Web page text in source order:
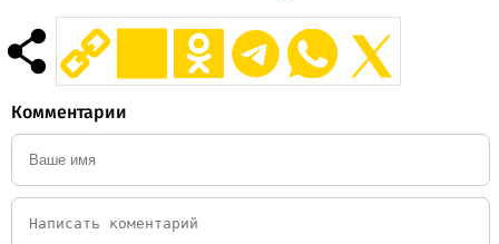
Комментарии